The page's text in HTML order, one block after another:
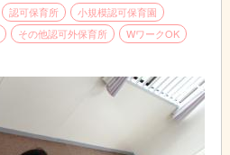
認可保育所
小規模認可保育園
その他認可外保育所
WワークOK